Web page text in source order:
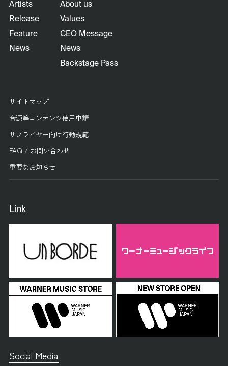
Artists
Release
Feature
News
About us
Values
CEO Message
News
Backstage Pass
サイトマップ
音源等コンテンツ使用申請
サプライヤー向け行動規範
FAQ / お問い合わせ
重要なお知らせ
Link
Social Media